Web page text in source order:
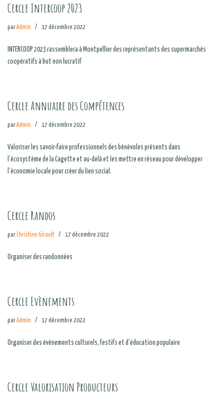
Cercle Intercoop 2023
parAdmin 17 décembre 2022
INTERCOOP 2023 rassemblera à Montpellier des représentants des supermarchés
coopératifs à but non lucratif
Cercle Annuaire des Compétences
parAdmin 17 décembre 2022
Valoriser les savoir-faire professionnels des bénévoles présents dans
l’écosystème de la Cagette et au-delà et les mettre en réseau pour développer
l’économie locale pour créer du lien social.
Cercle Randos
parChristine Girault 17 décembre 2022
Organiser des randonnées
Cercle Evènements
parAdmin 17 décembre 2022
Organiser des évènements culturels, festifs et d’éducation populaire
Cercle Valorisation Producteurs